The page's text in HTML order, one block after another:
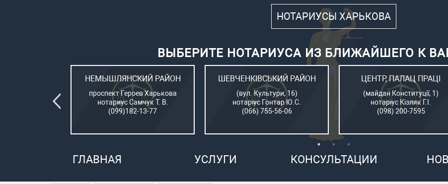
НОТАРИУСЫ ХАРЬКОВА
ВЫБЕРИТЕ НОТАРИУСА ИЗ БЛИЖАЙШЕГО К
НЕМЫШЛЯНСКИЙ РАЙОН
проспект Героев Харькова
нотариус Самчук Т. В.
(099)182-13-77
ШЕВЧЕНКІВСЬКИЙ РАЙОН
(вул. Культури, 16)
нотаріус Гонтар Ю.С.
(066) 755-56-06
ЦЕНТР, ПАЛАЦ ПРАЦІ
(майдан Конституції, 1)
нотаріус Кізляк Г.І.
(098) 200-7595
ГЛАВНАЯ УСЛУГИ КОНСУЛЬТАЦИИ